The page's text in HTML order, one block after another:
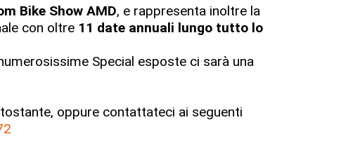
Bike Show AMD, e rappresenta inoltre la
con oltre 11 date annuali lungo tutto lo
Special esposte ci sarà una
oppure contattateci ai seguenti